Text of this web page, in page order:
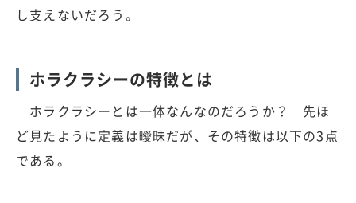
し支えないだろう。
ホラクラシーの特徴とは
ホラクラシーとは一体なんなのだろうか？ 先ほ
ど見たように定義は曖昧だが、その特徴は以下の3点
である。